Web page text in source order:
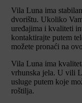
Vila Luna ima
dvorištu. Ukoliko
uređajima i kvaliteti
kontaktirajte putem
možete pronaći na
Vila Luna ima
vrhunska jela. U vili
usluge putem koje
roštilja.